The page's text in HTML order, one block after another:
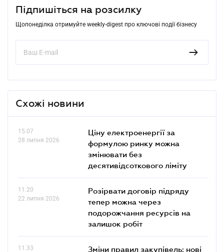
Підпишіться на розсилку
Щопонеділка отримуйте weekly-digest про ключові події бізнесу
Схожі новини
15.07
28 липня 2026
Ціну електроенергії за
формулою ринку можна
змінювати без
десятивідсоткового ліміту
11.20
22 липня 2026
Розірвати договір підряду
тепер можна через
подорожчання ресурсів на
залишок робіт
11.33
Зміни правил закупівель: нові